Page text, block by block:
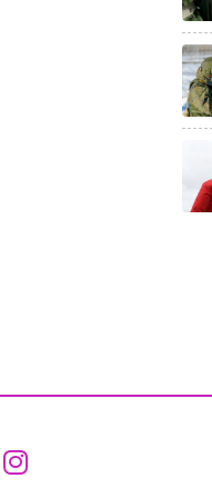
Aceder ao
Aceder ao